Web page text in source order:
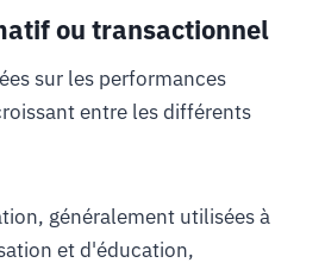
ou transactionnel
sur les performances
entre les différents
généralement utilisées à
et d'éducation,